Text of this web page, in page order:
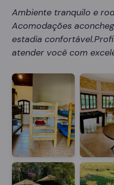
Ambiente tranquilo e
Acomodações
estadia
atender você com